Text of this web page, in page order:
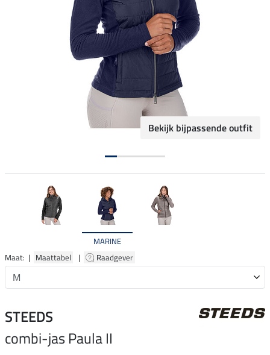
Bekijk bijpassende outfit
MARINE
Maat: | Maattabel | Raadgever
STEEDS
combi-jas Paula II